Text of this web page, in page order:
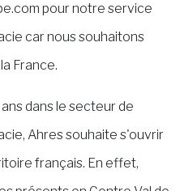
pour notre service
car nous souhaitons
France.
dans le secteur de
Ahres souhaite s'ouvrir
français. En effet,